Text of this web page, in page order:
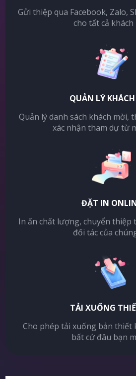
Gửi thiệp qua Facebook, Zalo,
cho tất cả khách
QUẢN LÝ
Quản lý danh sách khách mời,
xác nhận tham dự từ
ĐẶT IN
In ấn chất lượng, chuyển thiệp
đối tác của
TẢI XUỐNG
Cho phép tải xuống bản thiết
bất cứ đâu bạn